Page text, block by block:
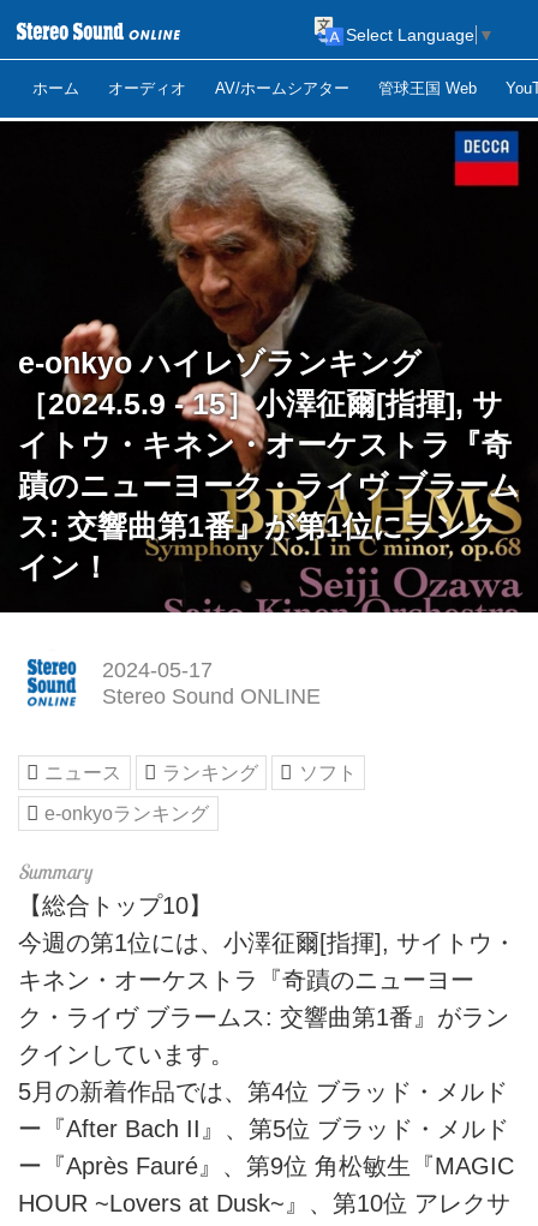
ホーム オーディオ AV/ホームシアター 管球王国 Web
Select Language ▼
e-onkyo ハイレゾランキング
［2024.5.9 - 15］小澤征爾[指揮], サ
イトウ・キネン・オーケストラ『奇
蹟のニューヨーク・ライヴ ブラーム
ス: 交響曲第1番』が第1位にランク
イン！
2024-05-17
Stereo Sound ONLINE
ニュース ランキング
ソフト
e-onkyoランキング
【総合トップ10】
今週の第1位には、小澤征爾[指揮], サイトウ・
キネン・オーケストラ『奇蹟のニューヨー
ク・ライヴ ブラームス: 交響曲第1番』がラン
クインしています。
5月の新着作品では、第4位 ブラッド・メルド
ー『After Bach II』、第5位 ブラッド・メルド
ー『Après Fauré』、第9位 角松敏生『MAGIC
HOUR ~Lovers at Dusk~』、第10位 アレクサ